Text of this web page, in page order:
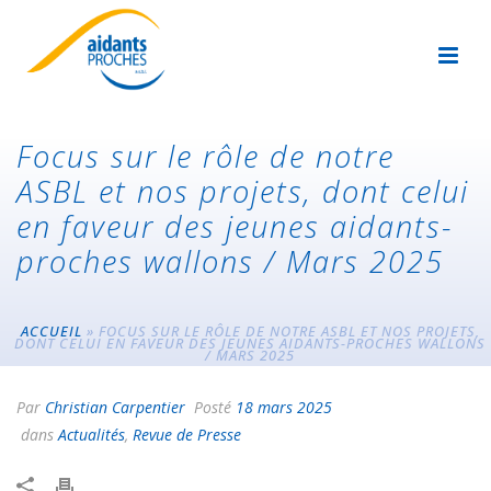
Focus sur le rôle de notre
ASBL et nos projets, dont celui
en faveur des jeunes aidants-
proches wallons / Mars 2025
ACCUEIL » FOCUS SUR LE RÔLE DE NOTRE ASBL ET NOS PROJETS,
DONT CELUI EN FAVEUR DES JEUNES AIDANTS-PROCHES WALLONS
/ MARS 2025
Par Christian Carpentier Posté 18 mars 2025
dansActualités, Revue de Presse